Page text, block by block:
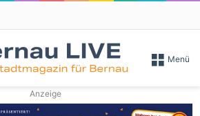
Menü
Anzeige